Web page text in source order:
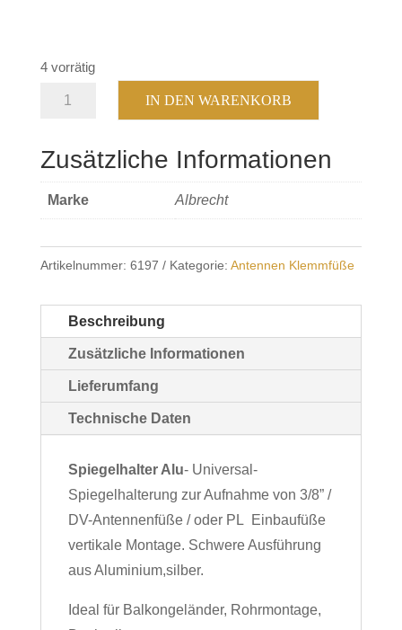
4 vorrätig
Spiegelhalterung
Menge
IN DEN WARENKORB
Zusätzliche Informationen
Marke Albrecht
Artikelnummer: 6197 Kategorie: Antennen Klemmfüße
Beschreibung
Zusätzliche Informationen
Lieferumfang
Technische Daten
Spiegelhalter Alu- Universal-
Spiegelhalterung zur Aufnahme von 3/8” /
DV-Antennenfüße / oder PL Einbaufüße
vertikale Montage. Schwere Ausführung
aus Aluminium,silber.
Ideal für Balkongeländer, Rohrmontage,